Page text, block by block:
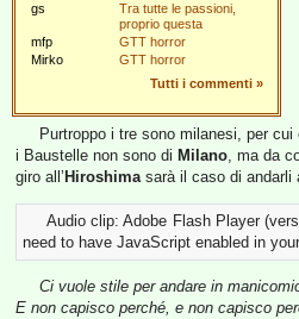
gs
Tra tutte le passioni,
proprio questa
mfp
GTT horror
Mirko
GTT horror
Tutti i commenti »
Purtroppo i tre sono milanesi, per
i Baustelle non sono di Milano, ma da
giro all’ Hiroshimasarà il caso di andarli
Audio clip: Adobe Flash Player
need to have JavaScript enabled in
Ci vuole stile per andare in
E non capisco perché, e non capisco